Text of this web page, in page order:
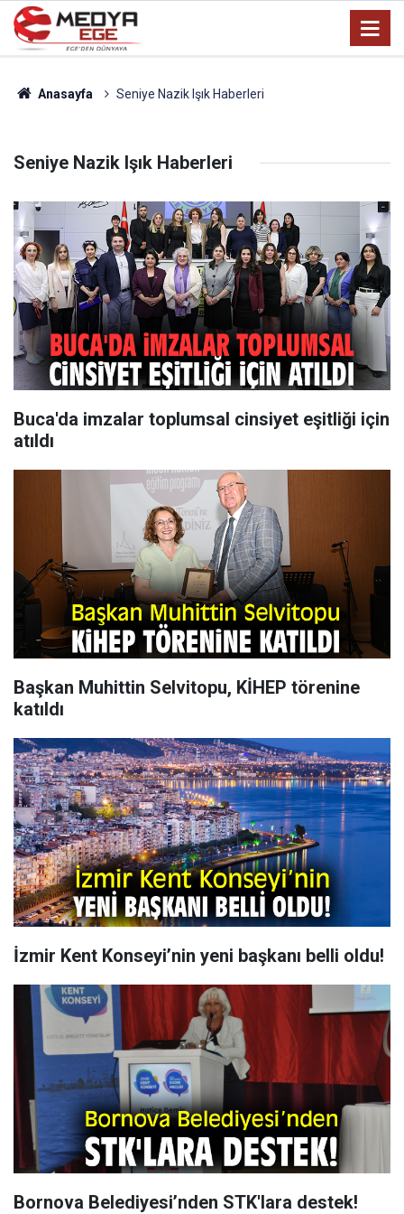
Anasayfa Seniye Nazik Işık Haberleri
Seniye Nazik Işık Haberleri
Buca'da imzalar toplumsal cinsiyet eşitliği için
atıldı
Başkan Muhittin Selvitopu, KİHEP törenine
katıldı
İzmir Kent Konseyi’nin yeni başkanı belli oldu!
Bornova Belediyesi’nden STK'lara destek!